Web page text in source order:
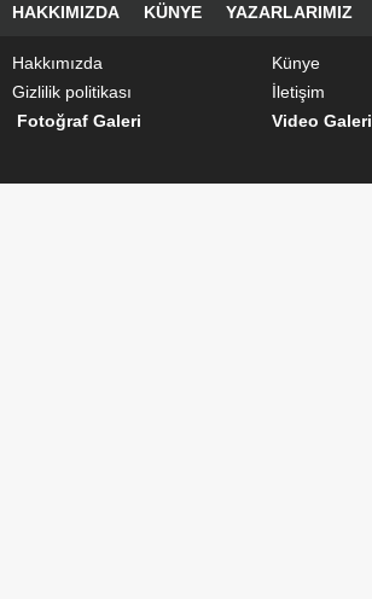
HAKKIMIZDA KÜNYE YAZARLARIMIZ
Hakkımızda Künye
Gizlilik politikası
İletişim
Fotoğraf Galeri
Video Galeri